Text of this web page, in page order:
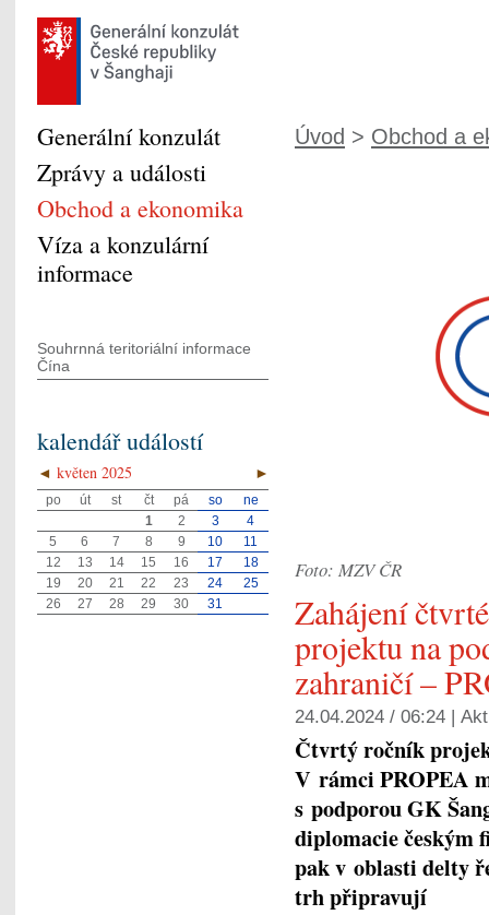
Úvod > Obchod a
Foto: MZV ČR
Zahájení
projektu na
zahraničí –
24.04.2024 / 06:24 |
Čtvrtý ročník
V rámci PROPEA
s podporou GK
diplomacie českým
pak v oblasti delty
trh připravují
Generální konzulát
Zprávy a události
Obchod a ekonomika
Víza a konzulární
informace
Souhrnná teritoriální informace
Čína
kalendář událostí
◄ ►
květen 2025
po út st čt pá so
ne
1
2 3
4
5
6 7 8 9 10
11
12
13 14 15 16 17
18
19
20 21 22 23 24
25
26
27 28 29 30 31